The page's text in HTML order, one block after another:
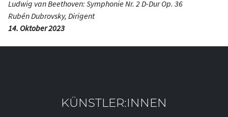
Ludwig van Beethoven: Symphonie Nr. 2 D-Dur Op. 36
Rubén Dubrovsky, Dirigent
14. Oktober 2023
KÜNSTLER:INNEN